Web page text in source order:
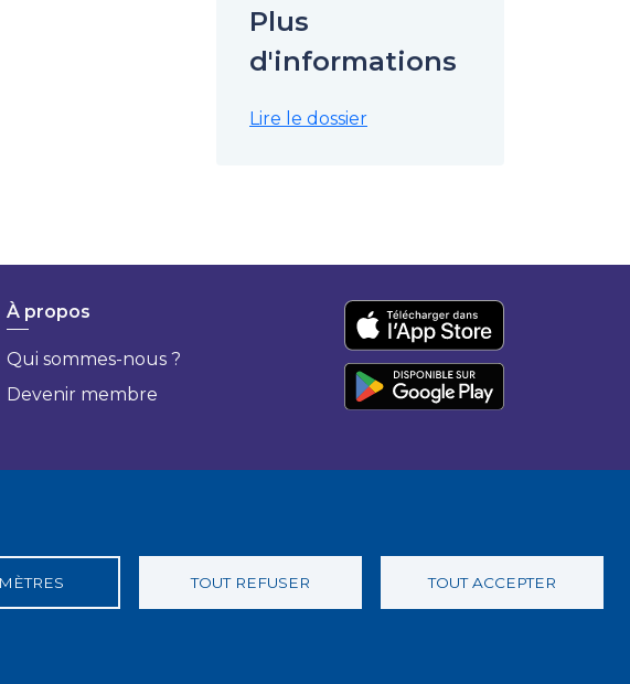
TOUT REFUSER TOUT ACCEPTER
Plus
d'informations
Lire le dossier
À propos
Qui sommes-nous ?
Devenir membre